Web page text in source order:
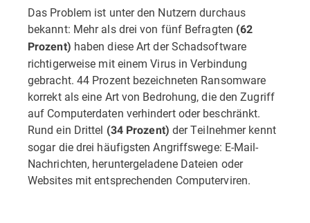
Das Problem ist unter den Nutzern durchaus
bekannt: Mehr als drei von fünf Befragten (62
Prozent) haben diese Art der Schadsoftware
richtigerweise mit einem Virus in Verbindung
gebracht. 44 Prozent bezeichneten Ransomware
korrekt als eine Art von Bedrohung, die den Zugriff
auf Computerdaten verhindert oder beschränkt.
Rund ein Drittel (34 Prozent) der Teilnehmer kennt
sogar die drei häufigsten Angriffswege: E-Mail-
Nachrichten, heruntergeladene Dateien oder
Websites mit entsprechenden Computerviren.